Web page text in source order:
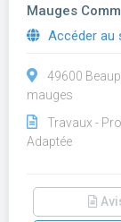
Mauges
Accéder au
49600
mauges
Travaux -
Adaptée